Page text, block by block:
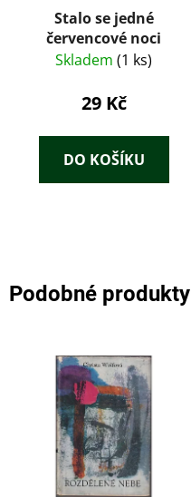
Stalo se jedné
červencové noci
Skladem (1 ks)
29 Kč
DO KOŠÍKU
Podobné produkty